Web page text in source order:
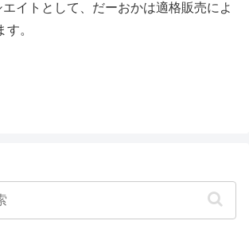
イトとして、だーおかは適格販売によ
。